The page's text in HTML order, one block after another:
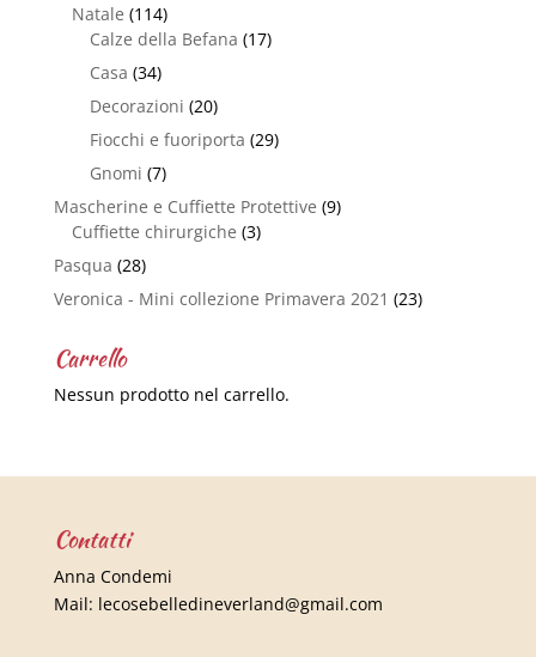
Natale (114)
Calze della Befana (17)
Casa (34)
Decorazioni (20)
Fiocchi e fuoriporta (29)
Gnomi (7)
Mascherine e Cuffiette Protettive (9)
Cuffiette chirurgiche (3)
Pasqua (28)
Veronica - Mini collezione Primavera 2021 (23)
Carrello
Nessun prodotto nel carrello.
Contatti
Anna Condemi
Mail: lecosebelledineverland@gmail.com